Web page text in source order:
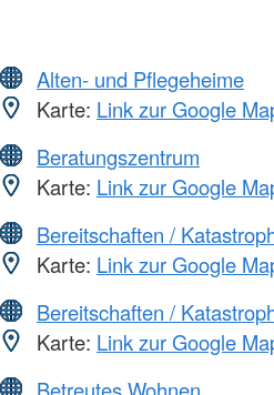
Alten- und Pflegeheime
Karte: Link zur Google
Beratungszentrum
Karte: Link zur Google
Bereitschaften /
Karte: Link zur Google
Bereitschaften /
Karte: Link zur Google
Betreutes Wohnen